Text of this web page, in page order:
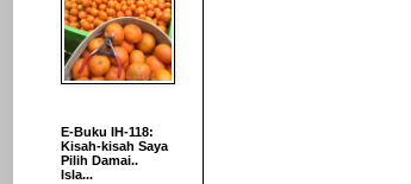
E-Buku IH-118:
Kisah-kisah Saya
Pilih Damai..
Isla...